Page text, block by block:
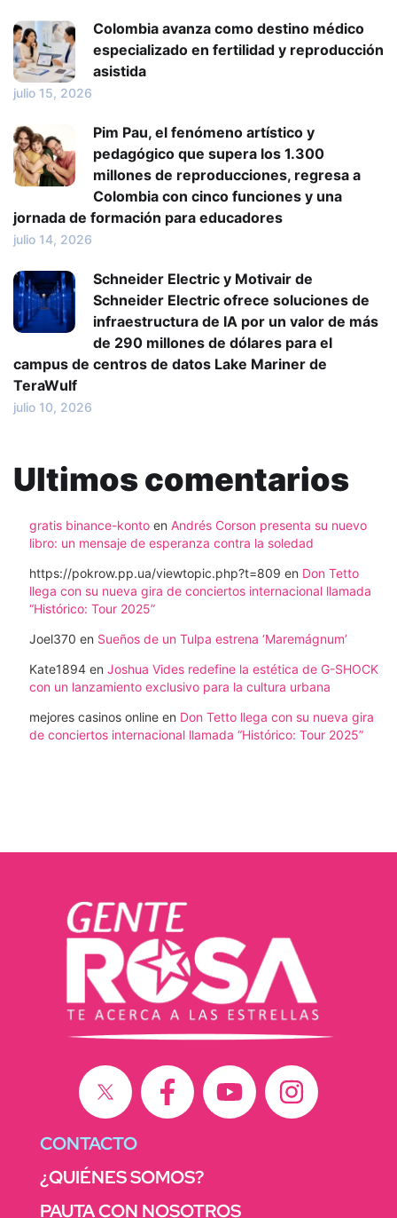
Colombia avanza como destino médico
especializado en fertilidad y reproducción
asistida
julio 15, 2026
Pim Pau, el fenómeno artístico y
pedagógico que supera los 1.300
millones de reproducciones, regresa a
Colombia con cinco funciones y una
jornada de formación para educadores
julio 14, 2026
Schneider Electric y Motivair de
Schneider Electric ofrece soluciones de
infraestructura de IA por un valor de más
de 290 millones de dólares para el
campus de centros de datos Lake Mariner de
TeraWulf
julio 10, 2026
Ultimos comentarios
gratis binance-konto en Andrés Corson presenta su nuevo
libro: un mensaje de esperanza contra la soledad
https://pokrow.pp.ua/viewtopic.php?t=809 en Don Tetto
llega con su nueva gira de conciertos internacional llamada
“Histórico: Tour 2025”
Joel370 en Sueños de un Tulpa estrena ‘Maremágnum’
Kate1894 en Joshua Vides redefine la estética de G-SHOCK
con un lanzamiento exclusivo para la cultura urbana
mejores casinos online en Don Tetto llega con su nueva gira
de conciertos internacional llamada “Histórico: Tour 2025”
CONTACTO
¿QUIÉNES SOMOS?
PAUTA CON NOSOTROS